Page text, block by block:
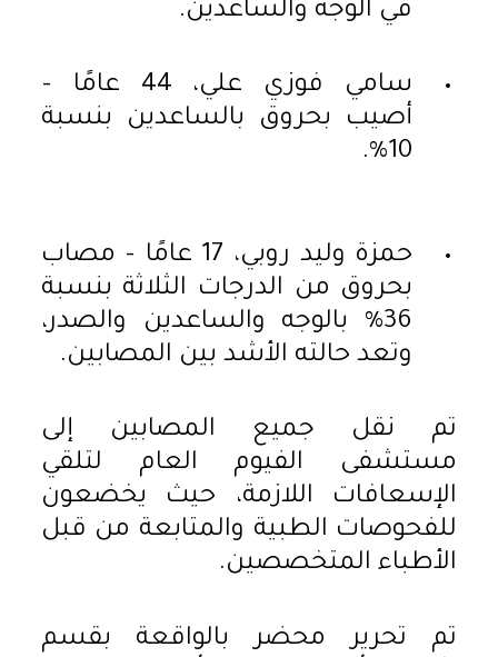
في الوجه والساعدين.
سامي فوزي علي، 44 عامًا –
أصيب بحروق بالساعدين بنسبة
10%.
حمزة وليد روبي، 17 عامًا – مصاب
بحروق من الدرجات الثلاثة بنسبة
36% بالوجه والساعدين والصدر،
وتعد حالته الأشد بين المصابين.
تم نقل جميع المصابين إلى
مستشفى الفيوم العام لتلقي
الإسعافات اللازمة، حيث يخضعون
للفحوصات الطبية والمتابعة من قبل
الأطباء المتخصصين.
تم تحرير محضر بالواقعة بقسم